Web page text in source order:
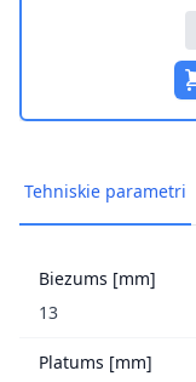
Tehniskie parametri
Biezums [mm]
13
Platums [mm]